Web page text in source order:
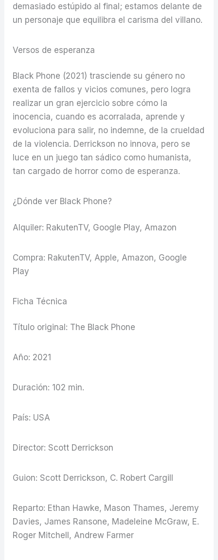
demasiado estúpido al final; estamos delante de
un personaje que equilibra el carisma del villano.
Versos de esperanza
Black Phone (2021) trasciende su género no
exenta de fallos y vicios comunes, pero logra
realizar un gran ejercicio sobre cómo la
inocencia, cuando es acorralada, aprende y
evoluciona para salir, no indemne, de la crueldad
de la violencia. Derrickson no innova, pero se
luce en un juego tan sádico como humanista,
tan cargado de horror como de esperanza.
¿Dónde ver Black Phone?
Alquiler: RakutenTV, Google Play, Amazon
Compra: RakutenTV, Apple, Amazon, Google
Play
Ficha Técnica
Título original: The Black Phone
Año: 2021
Duración: 102 min.
País: USA
Director: Scott Derrickson
Guion: Scott Derrickson, C. Robert Cargill
Reparto: Ethan Hawke, Mason Thames, Jeremy
Davies, James Ransone, Madeleine McGraw, E.
Roger Mitchell, Andrew Farmer